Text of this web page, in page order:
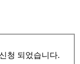
청 되었습니다.